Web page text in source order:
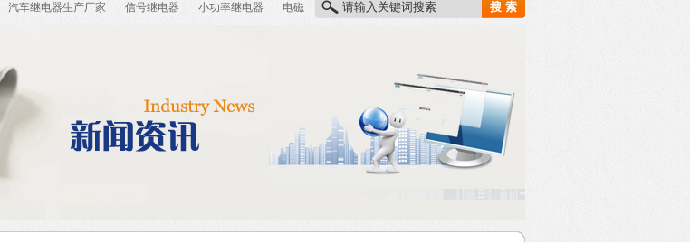
汽车继电器生产厂家 信号继电器 小功率继电器
电磁